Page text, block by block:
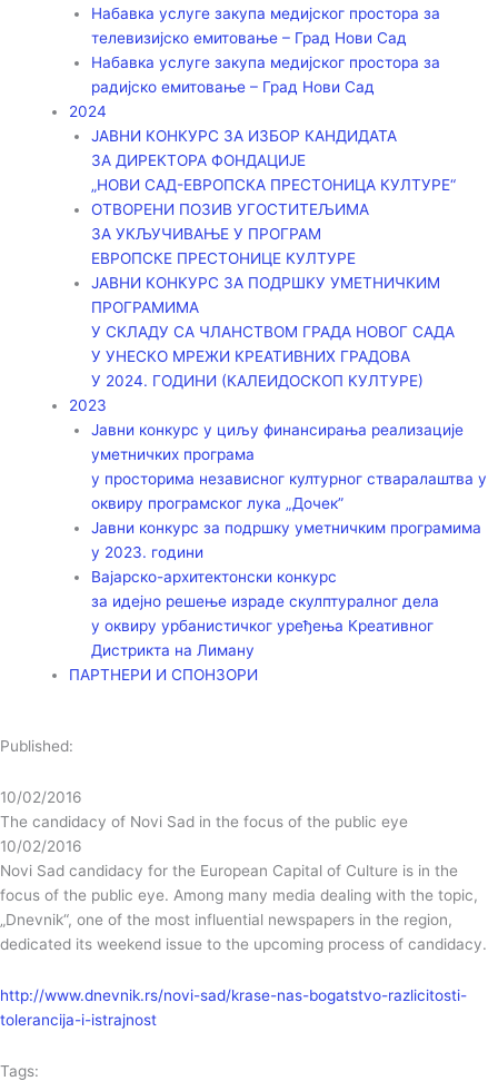
Набавка услуге закупа медијског простора за
телевизијско емитовање – Град Нови Сад
Набавка услуге закупа медијског простора за
радијско емитовање – Град Нови Сад
2024
ЈАВНИ КОНКУРС ЗА ИЗБОР КАНДИДАТА
ЗА ДИРЕКТОРА ФОНДАЦИЈЕ
„НОВИ САД-ЕВРОПСКА ПРЕСТОНИЦА КУЛТУРЕ“
ОТВОРЕНИ ПОЗИВ УГОСТИТЕЉИМА
ЗА УКЉУЧИВАЊЕ У ПРОГРАМ
ЕВРОПСКЕ ПРЕСТОНИЦЕ КУЛТУРЕ
ЈАВНИ КОНКУРС ЗА ПОДРШКУ УМЕТНИЧКИМ
ПРОГРАМИМА
У СКЛАДУ СА ЧЛАНСТВОМ ГРАДА НОВОГ САДА
У УНЕСКО МРЕЖИ КРЕАТИВНИХ ГРАДОВА
У 2024. ГОДИНИ (КАЛЕИДОСКОП КУЛТУРЕ)
2023
Јавни конкурс у циљу финансирања реализације
уметничких програма
у просторима независног културног стваралаштва у
оквиру програмског лука „Дочек”
Јавни конкурс за подршку уметничким програмима
у 2023. години
Вајарско-архитектонски конкурс
за идејно решење израде скулптуралног дела
у оквиру урбанистичког уређења Креативног
Дистрикта на Лиману
ПАРТНЕРИ И СПОНЗОРИ
Published:
10/02/2016
The candidacy of Novi Sad in the focus of the public eye
10/02/2016
Novi Sad candidacy for the European Capital of Culture is in the
focus of the public eye. Among many media dealing with the topic,
„Dnevnik“, one of the most influential newspapers in the region,
dedicated its weekend issue to the upcoming process of candidacy.
http://www.dnevnik.rs/novi-sad/krase-nas-bogatstvo-razlicitosti-
tolerancija-i-istrajnost
Tags: